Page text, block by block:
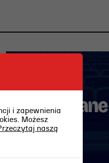
i zapewnienia
Możesz
naszą